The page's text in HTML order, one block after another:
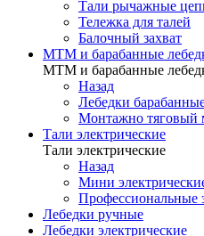
Тали рычажные
Тележка для талей
Балочный захват
МТМ и барабанные
МТМ и барабанные
Назад
Лебедки
Монтажно
Тали электрические
Тали электрические
Назад
Мини
Профессиональные
Лебедки ручные
Лебедки электрические